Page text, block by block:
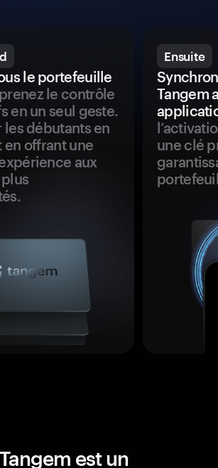
le portefeuille
le contrôle
en un seul geste.
les débutants en
offrant une
aux
Ensuite
Tangem
une clé
est un